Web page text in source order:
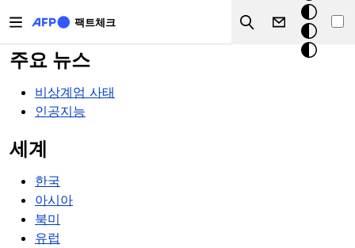
팩트체크
Search
크
모
드
주요 뉴스
비상계엄 사태
인공지능
세계
한국
아시아
북미
유럽